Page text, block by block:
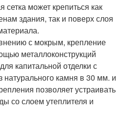
может крепиться как
здания, так и поверх слоя
с мокрым, крепление
металлоконструкций
капитальной отделки с
камня в 30 мм. и
позволяет устраивать
со слоем утеплителя и